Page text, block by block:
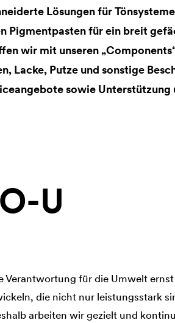
Lösungen für
Pigmentpasten für ein breit
wir mit unseren
Lacke, Putze und sonstige
sowie
U
für die Umwelt
die nicht nur leistungsstark
arbeiten wir gezielt und